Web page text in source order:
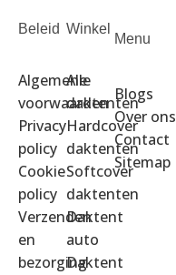
Beleid
Algemene
voorwaarden
Privacy
policy
Cookie
policy
Verzenden
en
bezorging
Winkel
Alle
daktenten
Hardcover
daktenten
Softcover
daktenten
Daktent
auto
Daktent
Menu
Blogs
Over ons
Contact
Sitemap